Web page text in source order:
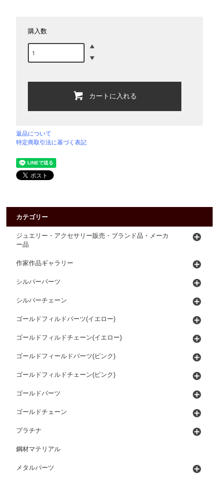
購入数
カートに入れる
返品について
特定商取引法に基づく表記
カテゴリー
ジュエリー・アクセサリー販売・ブランド品・メーカ
ー品
作家作品ギャラリー
シルバーパーツ
シルバーチェーン
ゴールドフィルドパーツ(イエロー)
ゴールドフィルドチェーン(イエロー)
ゴールドフィールドパーツ(ピンク)
ゴールドフィルドチェーン(ピンク)
ゴールドパーツ
ゴールドチェーン
プラチナ
鋼材マテリアル
メタルパーツ